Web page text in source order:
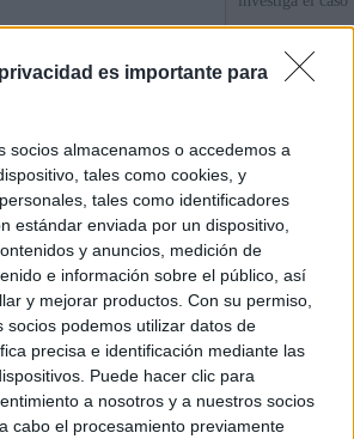
es importante para
socios almacenamos o accedemos a
tales como cookies, y
tales como identificadores
estándar enviada por un dispositivo,
y anuncios, medición de
e información sobre el público, así
y mejorar productos. Con su permiso,
socios podemos utilizar datos de
precisa e identificación mediante las
Puede hacer clic para
a nosotros y a nuestros socios
cabo el procesamiento previamente
Las incógnitas
el Gobierno de
millones en
su consultora
Legal Privacidad y Cookies